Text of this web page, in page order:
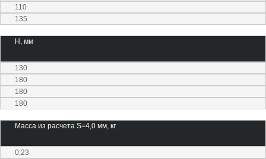
110
135
H, мм
130
180
180
180
Масса из расчета S=4,0 мм, кг
0,23